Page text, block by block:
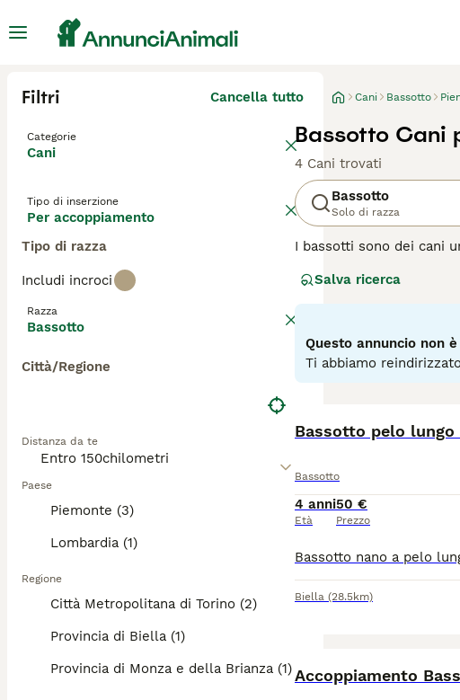
Filtri Cancella tutto
Categorie
Cani
Tipo di inserzione
Per accoppiamento
Tipo di razza
Includi incroci
Razza
Bassotto
Città/Regione
Distanza da te
Paese
Piemonte (3)
Lombardia (1)
Regione
Città Metropolitana di Torino (2)
Provincia di Biella (1)
Provincia di Monza e della Brianza (1)
Cani Bassotto
Bassotto Cani
4 Cani trovati
Bassotto
Solo di razza
I bassotti sono dei cani
razza ha origine in
della giornata. I
Leggi la nostra pagina
Salva ricerca
Questo annuncio non
Ti abbiamo
Bassotto pelo
Bassotto
4 anni
Età
50 €
Prezzo
Biella (28.5km)
Accoppiamento